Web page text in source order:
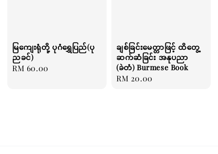
မြကျေးရုံတို့ ပုဂံရွှေပြည်(ပု
ညခင်)
Regular
RM 60.00
ချစ်ခြင်းမေတ္တာဖြင့် ထိတွေ့
ဆက်ဆံခြင်း အနုပညာ
(ခဲတံ) Burmese Book
Regular
RM 20.00